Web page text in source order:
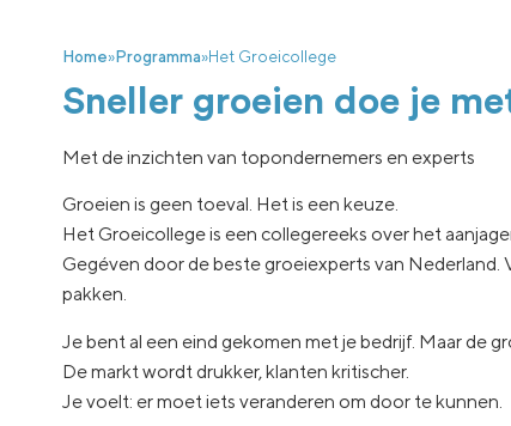
Home»Programma»Het Groeicollege
Sneller groeien doe je
Met de inzichten van topondernemers en experts
Groeien is geen toeval. Het is een keuze.
Het Groeicollege is een collegereeks over het
Gegéven door de beste groeiexperts van Nederland.
pakken.
Je bent al een eind gekomen met je bedrijf. Maar de
De markt wordt drukker, klanten kritischer.
Je voelt: er moet iets veranderen om door te kunnen.